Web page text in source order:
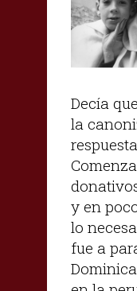
Decía
la
y en
lo
fue a